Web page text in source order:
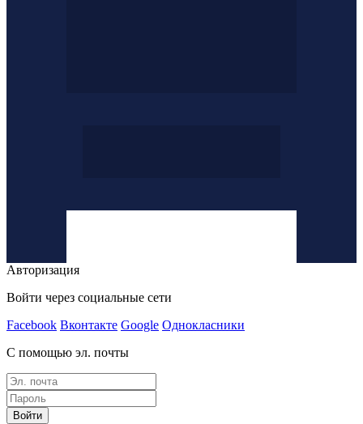
Авторизация
Войти через социальные сети
Facebook Вконтакте Google Однокласники
С помощью эл. почты
Войти